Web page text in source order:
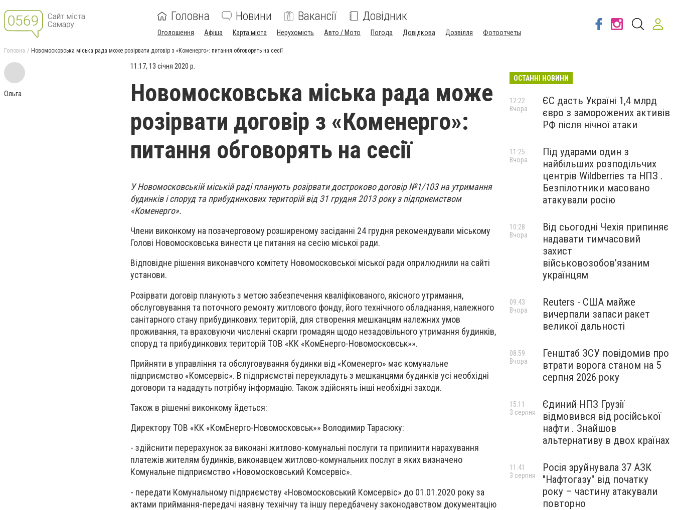
Головна Новини Вакансії Довідник
Оголошення Афіша Карта міста Нерухомість Авто / Мото Погода Довідкова Дозвілля Фотоотчеты
Головна Новомосковська міська рада може розірвати договір з «Коменерго»: питання обговорять на сесії
Ольга
11:17, 13 січня 2020 р.
Новомосковська міська рада може
розірвати договір з «Коменерго»:
питання обговорять на сесії
У Новомосковській міській раді планують розірвати достроково договір №1/103 на утримання
будинків і споруд та прибудинкових територій від 31 грудня 2013 року з підприємством
«Коменерго».
Члени виконкому на позачерговому розширеному засіданні 24 грудня рекомендували міському
Голові Новомосковська винести це питання на сесію міської ради.
Відповідне рішення виконавчого комітету Новомосковської міської ради оприлюднили на сайті
установи.
Розірвати договір планують з метою забезпечення кваліфікованого, якісного утримання,
обслуговування та поточного ремонту житлового фонду, його технічного обладнання, належного
санітарного стану прибудинкових територій, для створення мешканцям належних умов
проживання, та враховуючи численні скарги громадян щодо незадовільного утримання будинків,
споруд та прибудинкових територій ТОВ «КК «КомЕнерго-Новомосковськ»».
Прийняти в управління та обслуговування будинки від «Коменерго» має комунальне
підприємство «Комсервіс». В підприємстві переукладуть з мешканцями будинків усі необхідні
договори та нададуть потрібну інформацію. Також здійснять інші необхідні заходи.
Також в рішенні виконкому йдеться:
Директору ТОВ «КК «КомЕнерго-Новомосковськ»» Володимир Тарасюку:
- здійснити перерахунок за виконані житлово-комунальні послуги та припинити нарахування
платежів жителям будинків, виконавцем житлово-комунальних послуг в яких визначено
Комунальне підприємство «Новомосковський Комсервіс».
- передати Комунальному підприємству «Новомосковський Комсервіс» до 01.01.2020 року за
актами приймання-передачі наявну технічну та іншу передбачену законодавством документацію
ОСТАННІ НОВИНИ
ЄС дасть Україні 1,4 млрд
євро з заморожених активів
РФ після нічної атаки
12:22
Вчора
Під ударами один з
найбільших розподільчих
центрів Wildberries та НПЗ .
Безпілотники масовано
атакували росію
11:25
Вчора
Від сьогодні Чехія припиняє
надавати тимчасовий
захист
військовозобов’язаним
українцям
10:28
Вчора
Reuters - США майже
вичерпали запаси ракет
великої дальності
09:43
Вчора
Генштаб ЗСУ повідомив про
втрати ворога станом на 5
серпня 2026 року
08:59
Вчора
Єдиний НПЗ Грузії
відмовився від російської
нафти . Знайшов
альтернативу в двох країнах
15:11
3 серпня
Росія зруйнувала 37 АЗК
"Нафтогазу" від початку
року – частину атакували
повторно
11:41
3 серпня